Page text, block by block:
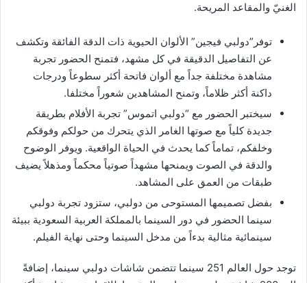
الغنيّ والمقاعد المريحة.
توفر”دولبي فيجين” الألوان الحيوية ذات الدقة الفائقة وتكشف
عن التفاصيل الدقيقة في كل مشهد، فتمنح الحضور تجربة
مشاهدة مختلفة جداً مع ألوان فاتحة أكثر سطوعاً ودرجات
داكنة أكثر ظلاماً، وتمنح المشاهدين شعوراً مختلفا.
سيختبر الحضور مع “دولبي اتموس” تجربة الأفلام بطريقة
جديدة كلياً مع صوتها الغامر الذي يتحرك من حولكم وفوقكم
وخلفكم، تماماً كما يحدث في الحياة الواقعية. ويوفر الوضوح
والدقة في الصوت ويمنحها مشهداً صوتياً محكماً ومذهلاً يضيف
طبقات من العمق على المشاهد.
بفضل تصميمها المستوحى من دولبي، ستزود تجربة دولبي
سينما الحضور في دور السينما بالمملكة العربية السعودية ببيئة
سينمائية مثالية بدءاً من مدخل السينما وحتى نهاية الفيلم.
توجد حول العالم 251 سينما تتضمن شاشات دولبي سينما، إضافةً